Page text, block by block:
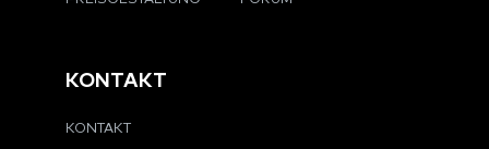
KONTAKT
KONTAKT